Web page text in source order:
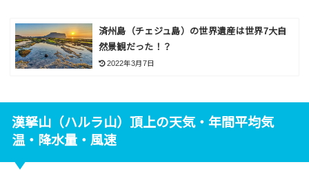
済州島（チェジュ島）の世界遺産は世界7大自
然景観だった！？
2022年3月7日
漢拏山（ハルラ山）頂上の天気・年間平均気
温・降水量・風速